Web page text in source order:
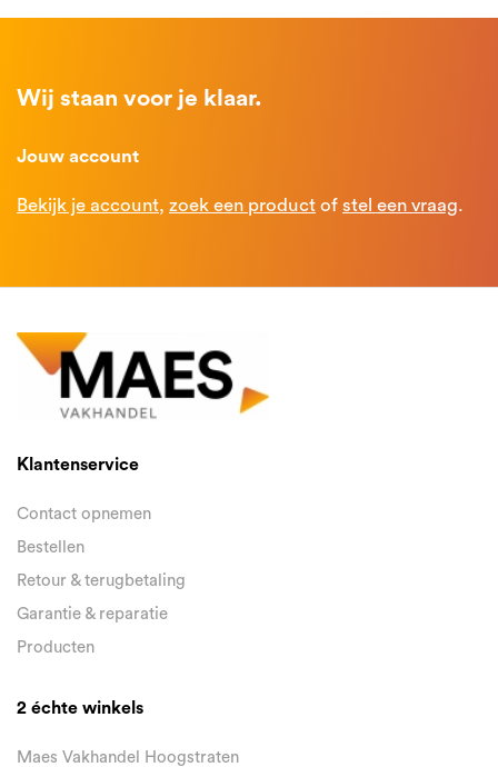
Wij staan voor je klaar.
Jouw account
Bekijk je account, zoek een product of stel een vraag.
Klantenservice
Contact opnemen
Bestellen
Retour & terugbetaling
Garantie & reparatie
Producten
2 échte winkels
Maes Vakhandel Hoogstraten